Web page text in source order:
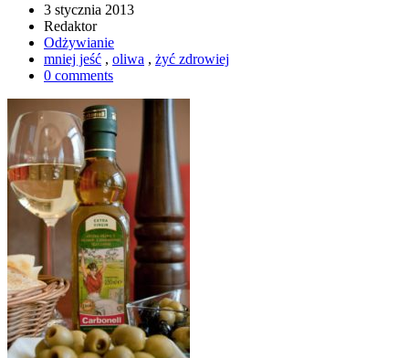
3 stycznia 2013
Redaktor
Odżywianie
mniej jeść , oliwa , żyć zdrowiej
0 comments